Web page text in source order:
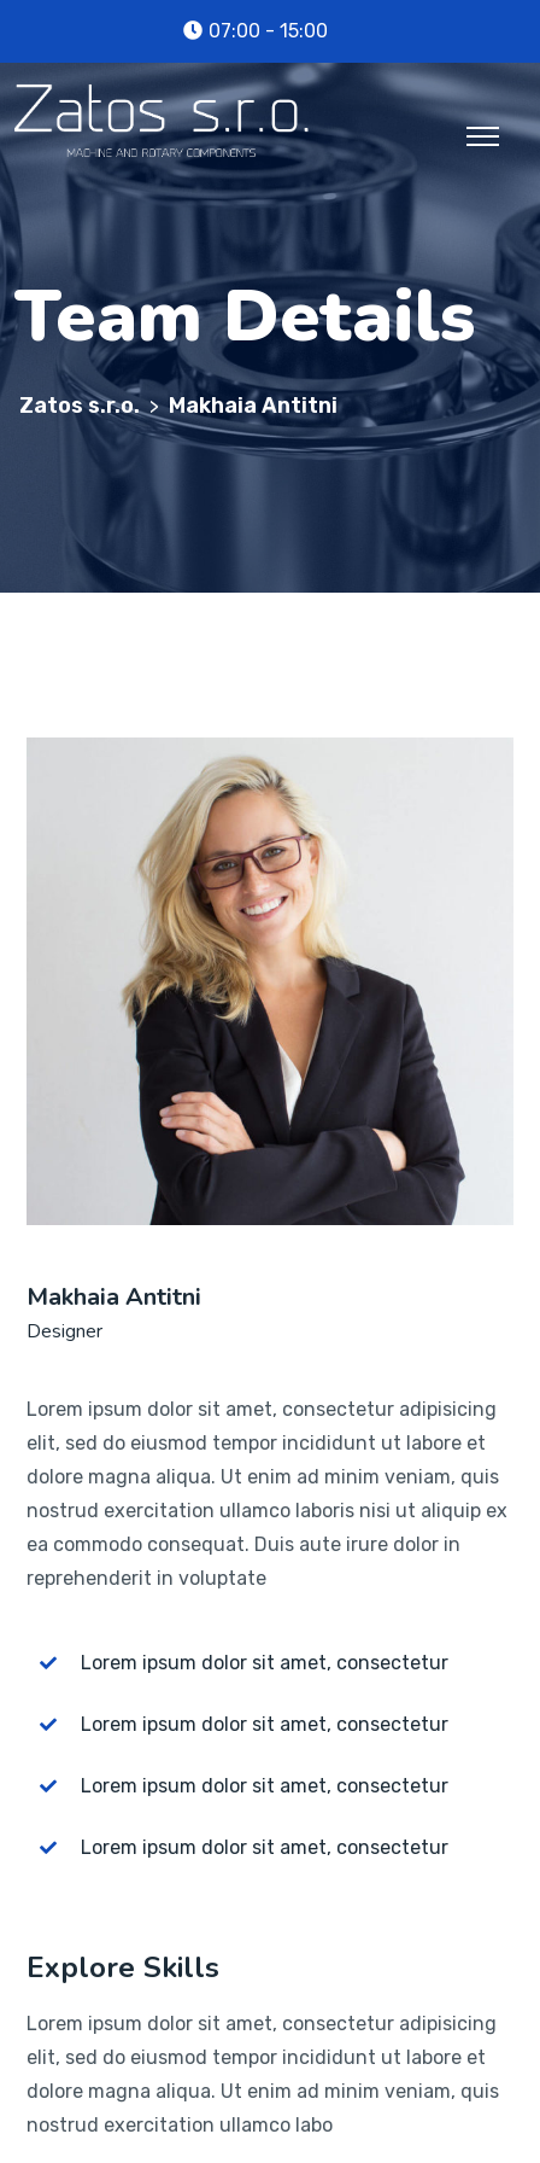
07:00 - 15:00
Team Details
Zatos s.r.o. > Makhaia Antitni
Makhaia Antitni
Designer
Lorem ipsum dolor sit amet, consectetur adipisicing
elit, sed do eiusmod tempor incididunt ut labore et
dolore magna aliqua. Ut enim ad minim veniam, quis
nostrud exercitation ullamco laboris nisi ut aliquip ex
ea commodo consequat. Duis aute irure dolor in
reprehenderit in voluptate
Lorem ipsum dolor sit amet, consectetur
Lorem ipsum dolor sit amet, consectetur
Lorem ipsum dolor sit amet, consectetur
Lorem ipsum dolor sit amet, consectetur
Explore Skills
Lorem ipsum dolor sit amet, consectetur adipisicing
elit, sed do eiusmod tempor incididunt ut labore et
dolore magna aliqua. Ut enim ad minim veniam, quis
nostrud exercitation ullamco labo